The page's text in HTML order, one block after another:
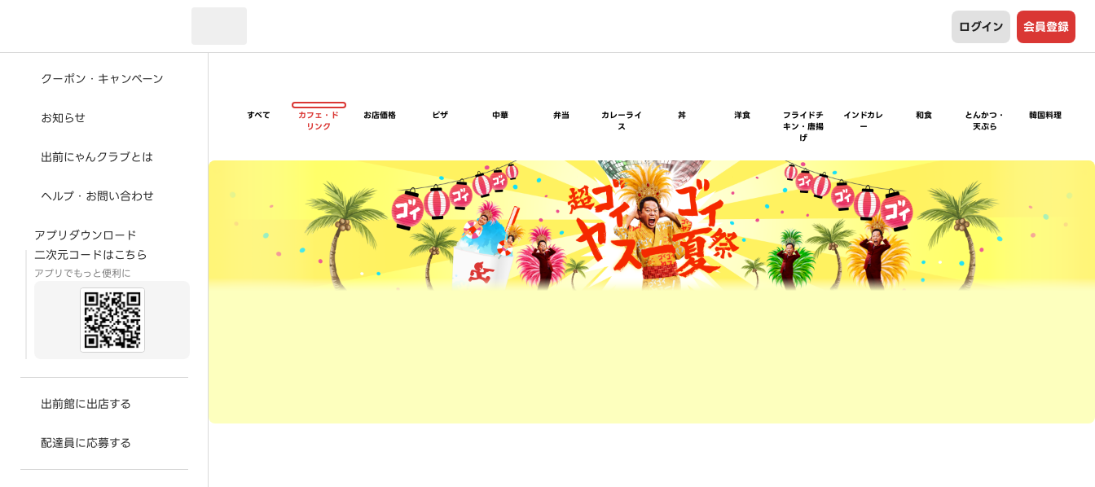
ログイン 会員登録
クーポン・キャンペーン
お知らせ
出前にゃんクラブとは
ヘルプ・お問い合わせ
アプリダウンロード
二次元コードはこちら
アプリでもっと便利に
出前館に出店する
配達員に応募する
すべて
カフェ・ド
リンク
お店価格 ピザ 中華 弁当
カレーライ
ス
丼 洋食
フライドチ
キン・唐揚
げ
インドカレ
ー
和食
とんかつ・
天ぷら
韓国料理
超ゴイゴイヤスー夏祭